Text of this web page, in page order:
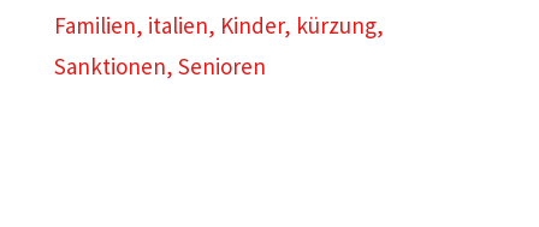
Familien, italien, Kinder, kürzung,
Sanktionen, Senioren